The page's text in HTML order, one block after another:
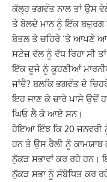
ਕੱਲ੍ਹ ਭਗਵੰਤ ਨਾਲ ਤਾਂ ਉਸ
ਤੇ ਬੋਲਦੇ ਮਾਨ ਨੂੰ ਇੱਕ ਬਜ਼ੁਰਗ
ਬੋਤਲ ਤੇ ਚਹਿਰੇ ‘ਤੇ ਆਪਣੇ
ਸਟੇਜ਼ ਵੱਲ ਨੂੰ ਵੱਧ ਰਿਹਾ ਸੀ
ਇੱਕ ਦੂਜੇ ਨੂੰ ਕੂਹਣੀਆਂ
ਜਾਂਦੈ? ਬਲਕਿ ਭਗਵੰਤ ਦੇ
ਇਹ ਜਾਣ ਕੇ ਚਾਰੇ ਪਾਸੇ ਉਦੋਂ
ਘਿਓ ਲੈ ਕੇ ਆਏ ਸਨ।
ਹੋਇਆ ਇੰਝ ਕਿ 20 ਜਨਵਰੀ
ਹਨ ਤੇ ਉਸ ਰੈਲੀ ਨੂੰ
ਨੁੱਕੜ ਸਭਾਵਾਂ ਕਰ ਰਹੇ ਹਨ।
ਨੁੱਕੜ ਸਭਾ ਨੂੰ ਸੰਬੋਧਿਤ ਕਰ